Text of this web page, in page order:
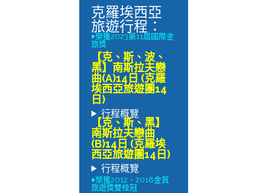
克羅埃西亞
旅遊行程：
♦榮獲2023第11屆國際金
旅獎
【克、斯、波、
黑】南斯拉夫戀
曲(A)14日 (克羅
埃西亞旅遊團14
日)
行程概覽
【克、斯、黑】
南斯拉夫戀曲
(B)14日 (克羅埃
西亞旅遊團14日)
行程概覽
♦榮獲2012、2018金質
旅遊獎雙桂冠